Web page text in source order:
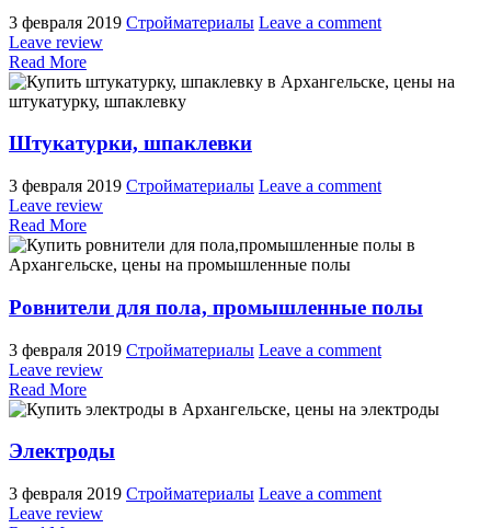
3 февраля 2019 Стройматериалы Leave a comment
Leave review
Read More
Штукатурки, шпаклевки
3 февраля 2019 Стройматериалы Leave a comment
Leave review
Read More
Ровнители для пола, промышленные полы
3 февраля 2019 Стройматериалы Leave a comment
Leave review
Read More
Электроды
3 февраля 2019 Стройматериалы Leave a comment
Leave review